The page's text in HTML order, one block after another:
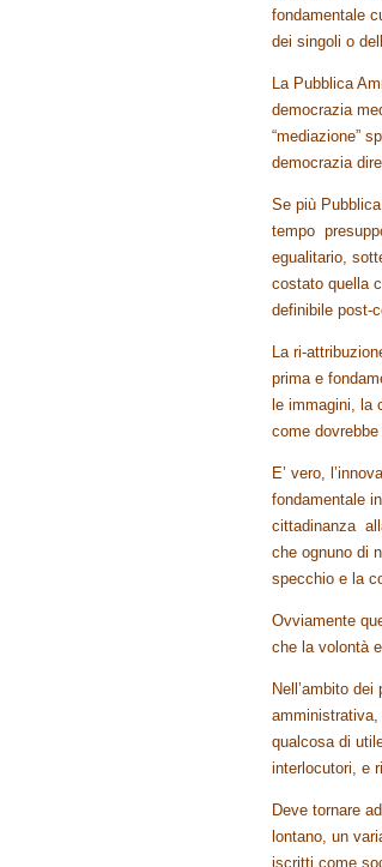
fondamentale
dei singoli o
La Pubblica
democrazia
“mediazione”
democrazia
Se più
tempo
egualitario,
costato quella
definibile post-
La ri-
prima e
le immagini, la
come
E’ vero,
fondamentale
cittadinanza
che ognuno di
specchio e la
Ovviamente
che la volontà
Nell’ambito
qualcosa di
interlocutori, e
Deve tornare
lontano, un
iscritti come